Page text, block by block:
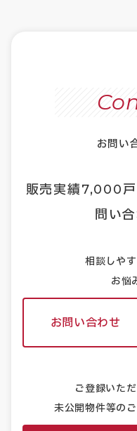
お問い
販売実績7,000
問い
相談しや
お悩
お問い合わせ
ご登録いた
未公開物件等の